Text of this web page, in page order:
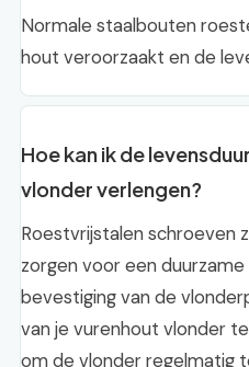
Normale staalbouten
hout veroorzaakt en de
Hoe kan ik de
vlonder verlengen?
Roestvrijstalen schroeven
zorgen voor een duurzame
bevestiging van de
van je vurenhout vlonder
om de vlonder regelmatig